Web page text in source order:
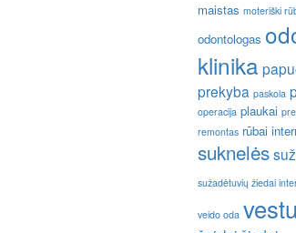
maistas moteriški
odontologas
klinika
prekyba paskola
operacija plaukai
remontas rūbai
suknelės
sužadėtuvių žiedai
veido oda